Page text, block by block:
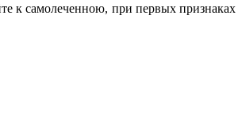
к самолеченною, при первых признаках